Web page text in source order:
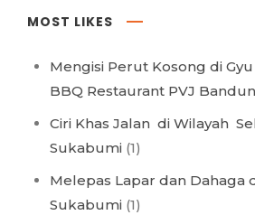
MOST LIKES
Mengisi Perut Kosong di
BBQ Restaurant PVJ
Ciri Khas Jalan di Wilayah
Sukabumi (1)
Melepas Lapar dan Dahaga
Sukabumi (1)